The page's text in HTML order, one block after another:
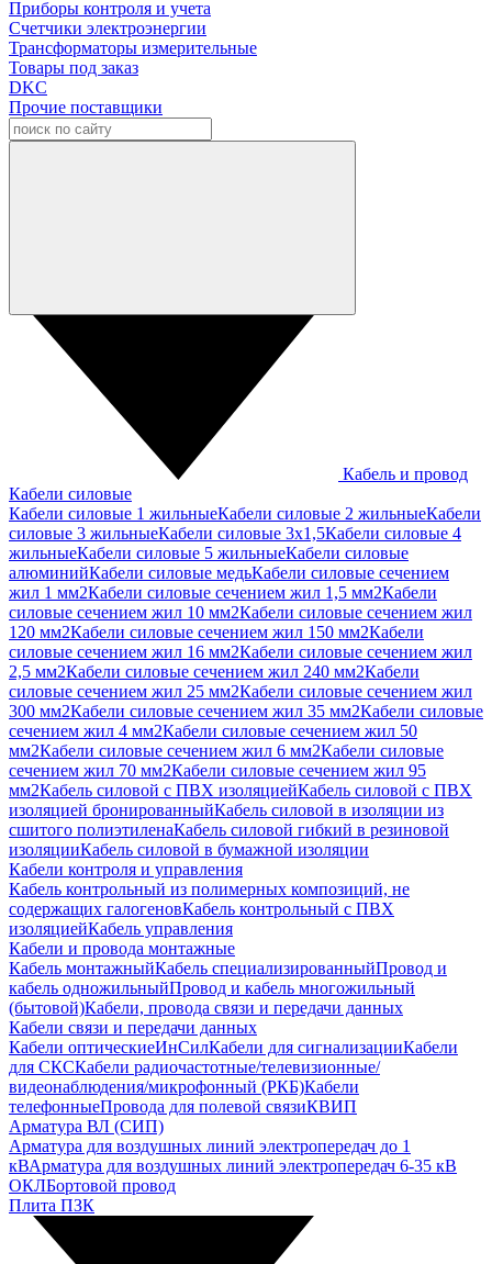
Приборы контроля и учета
Счетчики электроэнергии
Трансформаторы измерительные
Товары под заказ
DKC
Прочие поставщики
Кабель и провод
Кабели силовые
Кабели силовые 1 жильныеКабели силовые 2 жильныеКабели
силовые 3 жильныеКабели силовые 3х1,5Кабели силовые 4
жильныеКабели силовые 5 жильныеКабели силовые
алюминийКабели силовые медьКабели силовые сечением
жил 1 мм2Кабели силовые сечением жил 1,5 мм2Кабели
силовые сечением жил 10 мм2Кабели силовые сечением жил
120 мм2Кабели силовые сечением жил 150 мм2Кабели
силовые сечением жил 16 мм2Кабели силовые сечением жил
2,5 мм2Кабели силовые сечением жил 240 мм2Кабели
силовые сечением жил 25 мм2Кабели силовые сечением жил
300 мм2Кабели силовые сечением жил 35 мм2Кабели силовые
сечением жил 4 мм2Кабели силовые сечением жил 50
мм2Кабели силовые сечением жил 6 мм2Кабели силовые
сечением жил 70 мм2Кабели силовые сечением жил 95
мм2Кабель силовой с ПВХ изоляциейКабель силовой с ПВХ
изоляцией бронированныйКабель силовой в изоляции из
сшитого полиэтиленаКабель силовой гибкий в резиновой
изоляцииКабель силовой в бумажной изоляции
Кабели контроля и управления
Кабель контрольный из полимерных композиций, не
содержащих галогеновКабель контрольный с ПВХ
изоляциейКабель управления
Кабели и провода монтажные
Кабель монтажныйКабель специализированныйПровод и
кабель одножильныйПровод и кабель многожильный
(бытовой)Кабели, провода связи и передачи данных
Кабели связи и передачи данных
Кабели оптическиеИнСилКабели для сигнализацииКабели
для СКСКабели радиочастотные/телевизионные/
видеонаблюдения/микрофонный (РКБ)Кабели
телефонныеПровода для полевой связиКВИП
Арматура ВЛ (СИП)
Арматура для воздушных линий электропередач до 1
кВАрматура для воздушных линий электропередач 6-35 кВ
ОКЛБортовой провод
Плита ПЗК